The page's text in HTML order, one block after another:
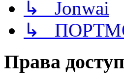
↳ Jonwai
↳
Права